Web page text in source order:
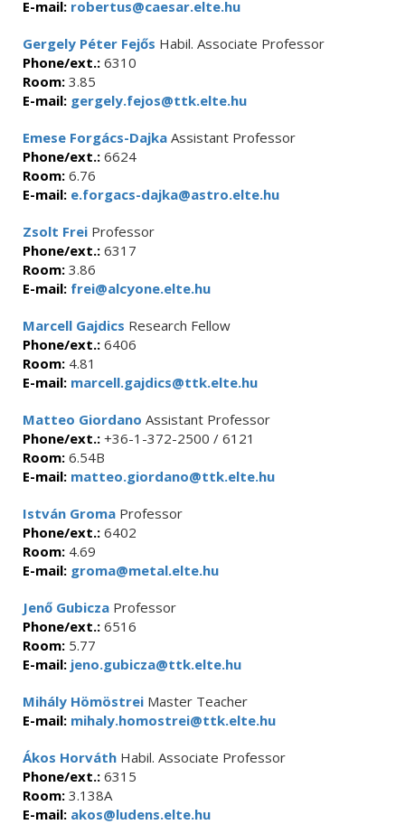
E-mail: robertus@caesar.elte.hu
Gergely Péter Fejős Habil. Associate Professor
Phone/ext.: 6310
Room: 3.85
E-mail: gergely.fejos@ttk.elte.hu
Emese Forgács-Dajka Assistant Professor
Phone/ext.: 6624
Room: 6.76
E-mail: e.forgacs-dajka@astro.elte.hu
Zsolt Frei Professor
Phone/ext.: 6317
Room: 3.86
E-mail: frei@alcyone.elte.hu
Marcell Gajdics Research Fellow
Phone/ext.: 6406
Room: 4.81
E-mail: marcell.gajdics@ttk.elte.hu
Matteo Giordano Assistant Professor
Phone/ext.: +36-1-372-2500 / 6121
Room: 6.54B
E-mail: matteo.giordano@ttk.elte.hu
István Groma Professor
Phone/ext.: 6402
Room: 4.69
E-mail: groma@metal.elte.hu
Jenő Gubicza Professor
Phone/ext.: 6516
Room: 5.77
E-mail: jeno.gubicza@ttk.elte.hu
Mihály Hömöstrei Master Teacher
E-mail: mihaly.homostrei@ttk.elte.hu
Ákos Horváth Habil. Associate Professor
Phone/ext.: 6315
Room: 3.138A
E-mail: akos@ludens.elte.hu